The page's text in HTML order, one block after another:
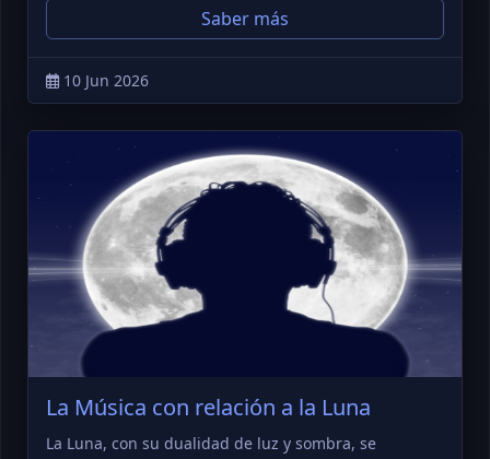
Saber más
10 Jun 2026
La Música con relación a la Luna
La Luna, con su dualidad de luz y sombra, se